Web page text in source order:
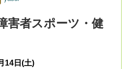
害者スポーツ・健
14日 (土)